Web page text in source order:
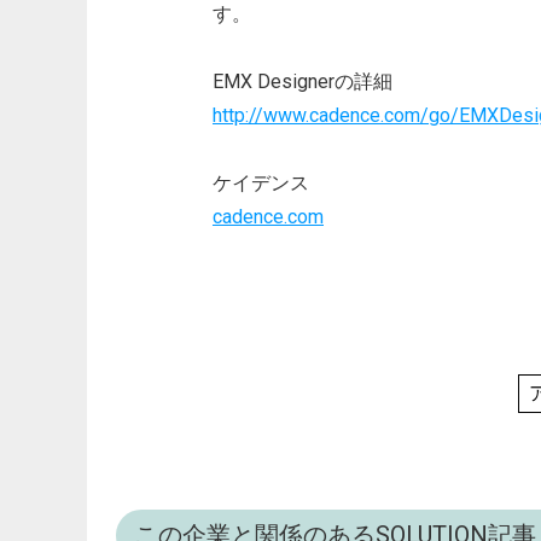
す。
EMX Designerの詳細
http://www.cadence.com/go/
ケイデンス
cadence.com
この企業と関係のあるSOLUTION記事